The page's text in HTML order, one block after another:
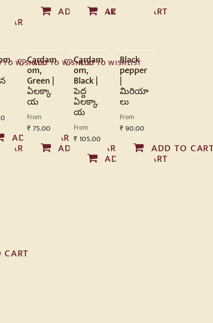
ADD TO CARTADD TO CART
ADD TO CART
Cardam
om,
Green |
ఏలక్కా
య
From
₹75.00
ADD TO CART
TO WISHLIST Cardam
om,
Black |
పెద్ద
ఏలక్కా
య
From
₹ 105.00
ADD TO CART
ADD TO WISHLIST Black
pepper
|
మిరియా
లు
From
₹90.00
ADD TO
ADD TO WISHLIST